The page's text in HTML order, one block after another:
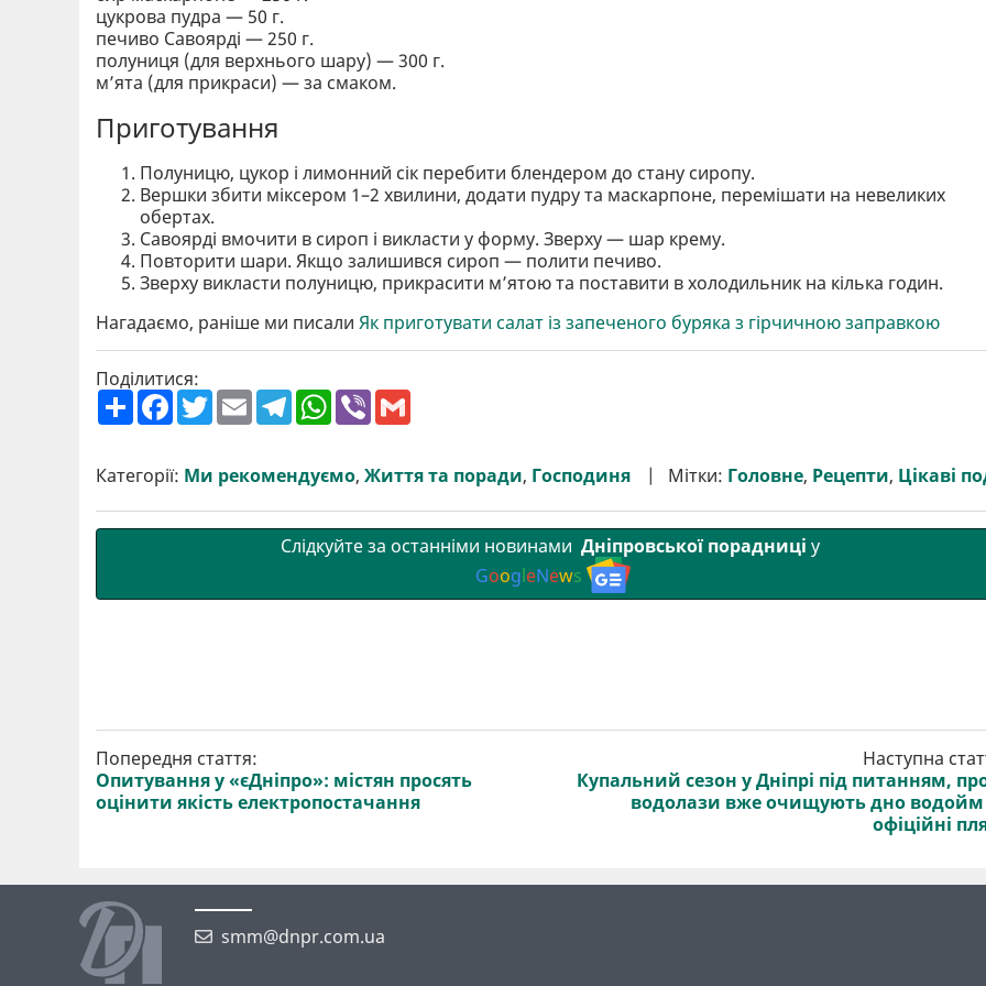
цукрова пудра — 50 г.
печиво Савоярді — 250 г.
полуниця (для верхнього шару) — 300 г.
м’ята (для прикраси) — за смаком.
Приготування
Полуницю, цукор і лимонний сік перебити блендером до стану сиропу.
Вершки збити міксером 1–2 хвилини, додати пудру та маскарпоне, перемішати на невеликих
обертах.
Савоярді вмочити в сироп і викласти у форму. Зверху — шар крему.
Повторити шари. Якщо залишився сироп — полити печиво.
Зверху викласти полуницю, прикрасити м’ятою та поставити в холодильник на кілька годин.
Нагадаємо, раніше ми писали Як приготувати салат із запеченого буряка з гірчичною заправкою
Поділитися:
П
о
р
и
F
a
b
o
T
w
e
E
m
l
T
e
g
r
W
h
s
A
V
r l
Категорії: Ми рекомендуємо, Життя та поради, Господиня Мітки: Головне, Рецепти, Цікаві
Слідкуйте за останніми новинами Дніпровської порадниці у
GoogleNews
Попередня стаття:
Опитування у «єДніпро»: містян просять
оцінити якість електропостачання
Наступна
Купальний сезон у Дніпрі під питанням,
водолази вже очищують дно водойм
офіційні
smm@dnpr.com.ua